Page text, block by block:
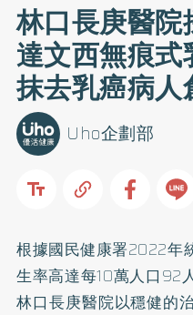
林口長庚醫
達文西無痕式
抹去乳癌病人
Uho企劃部
根據國民健康署2022年
生率高達每10萬人口92
林口長庚醫院以穩健的